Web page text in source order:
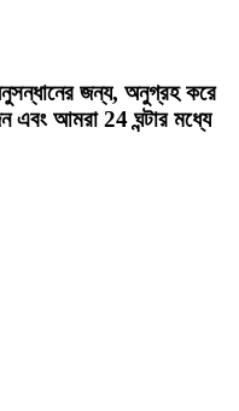
জন্য, অনুগ্রহ করে
এবং আমরা 24 ঘন্টার মধ্যে